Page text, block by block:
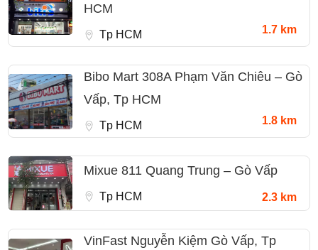
HCM
Tp HCM 1.7 km
Bibo Mart 308A Phạm Văn Chiêu – Gò
Vấp, Tp HCM
Tp HCM 1.8 km
Mixue 811 Quang Trung – Gò Vấp
Tp HCM 2.3 km
VinFast Nguyễn Kiệm Gò Vấp, Tp